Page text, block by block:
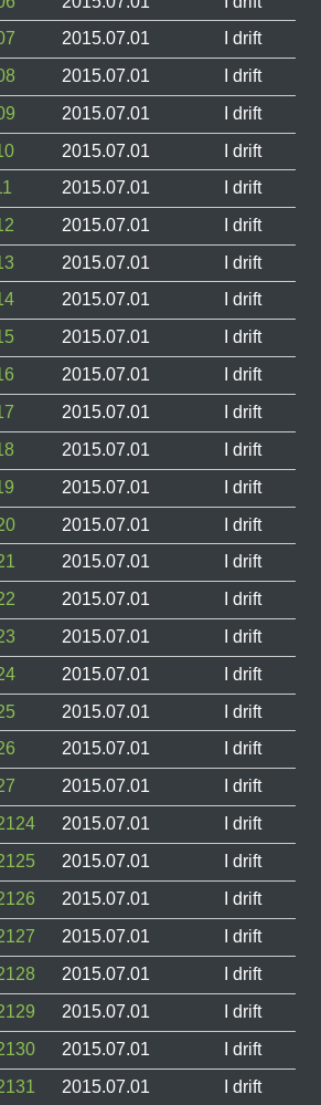
2015.07.01
I drift
2015.07.01
I drift
2015.07.01
I drift
2015.07.01
I drift
2015.07.01
I drift
2015.07.01
I drift
2015.07.01
I drift
2015.07.01
I drift
2015.07.01
I drift
2015.07.01
I drift
2015.07.01
I drift
2015.07.01
I drift
2015.07.01
I drift
2015.07.01
I drift
2015.07.01
I drift
2015.07.01
I drift
2015.07.01
I drift
2015.07.01
I drift
2015.07.01
I drift
2015.07.01
I drift
2015.07.01
I drift
2015.07.01
I drift
2015.07.01
I drift
2015.07.01
I drift
2015.07.01
I drift
2015.07.01
I drift
2015.07.01
I drift
2015.07.01
I drift
2015.07.01 I drift